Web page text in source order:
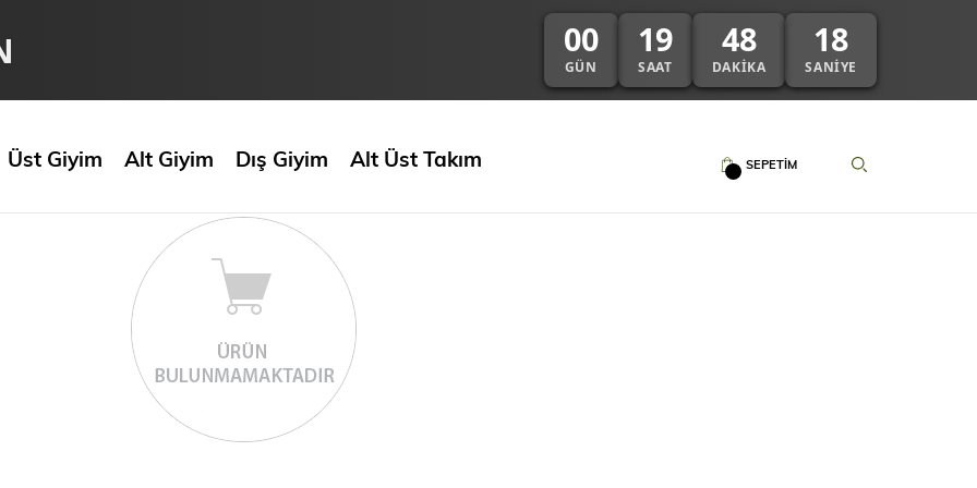
00
GÜN
19
SAAT
48
DAKIKA
18
SANIYE
SEPETIM
Üst Giyim Alt Giyim Dış Giyim Alt Üst Takım